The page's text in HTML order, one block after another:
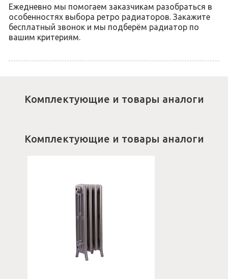
Ежедневно мы помогаем заказчикам разобраться в
особенностях выбора ретро радиаторов. Закажите
бесплатный звонок и мы подберём радиатор по
вашим критериям.
Комплектующие и товары аналоги
Комплектующие и товары аналоги